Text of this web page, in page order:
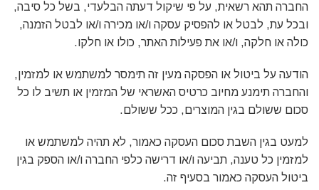
החברה תהא רשאית, על פי שיקול דעתה הבלעדי, בשל כל סיבה,
ובכל עת, לבטל או להפסיק עסקה ו/או מכירה ו/או לבטל הזמנה,
כולה או חלקה, ו/או את פעילות האתר, כולו או חלקו.
הודעה על ביטול או הפסקה מעין זה תימסר למשתמש או למזמין,
והחברה תימנע מחיוב כרטיס האשראי של המזמין או תשיב לו כל
סכום ששולם בגין המוצרים, ככל ששולם.
למעט בגין השבת סכום העסקה כאמור, לא תהיה למשתמש או
למזמין כל טענה, תביעה ו/או דרישה כלפי החברה ו/או הספק בגין
ביטול העסקה כאמור בסעיף זה.